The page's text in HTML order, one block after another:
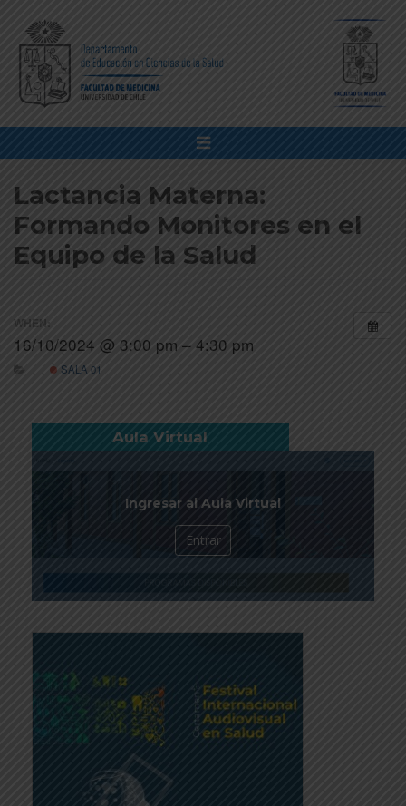
Lactancia Materna:
Formando Monitores en el
Equipo de la Salud
WHEN:
16/10/2024 @ 3:00 pm – 4:30 pm
SALA 01
Aula Virtual
Ingresar al Aula Virtual
Entrar